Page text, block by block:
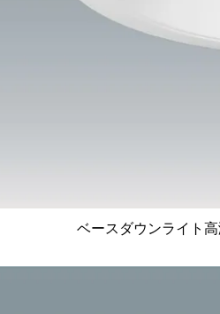
ベースダウンライト